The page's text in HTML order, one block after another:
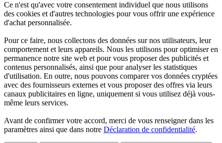
Ce n'est qu'avec votre consentement individuel que nous utilisons
des cookies et d'autres technologies pour vous offrir une expérience
d'achat personnalisée.
Pour ce faire, nous collectons des données sur nos utilisateurs, leur
comportement et leurs appareils. Nous les utilisons pour optimiser en
permanence notre site web et pour vous proposer des publicités et
contenus personnalisés, ainsi que pour analyser les statistiques
d'utilisation. En outre, nous pouvons comparer vos données cryptées
avec des fournisseurs externes et vous proposer des offres via leurs
canaux publicitaires en ligne, uniquement si vous utilisez déjà vous-
même leurs services.
Avant de confirmer votre accord, merci de vous renseigner dans les
paramètres ainsi que dans notre Déclaration de confidentialité.